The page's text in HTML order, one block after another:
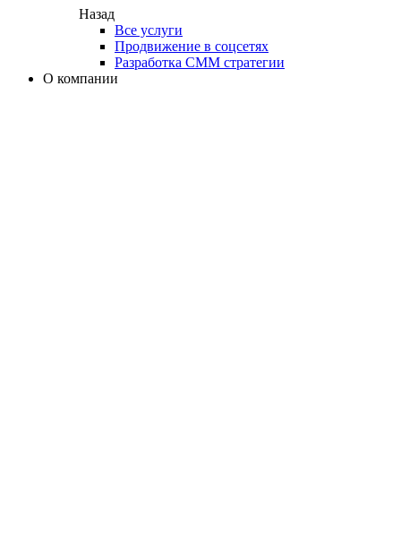
Назад
Все услуги
Продвижение в соцсетях
Разработка СММ стратегии
О компании